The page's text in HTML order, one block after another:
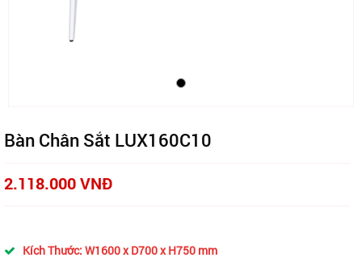
Bàn Chân Sắt LUX160C10
2.118.000 VNĐ
Kích Thước: W1600 x D700 x H750 mm